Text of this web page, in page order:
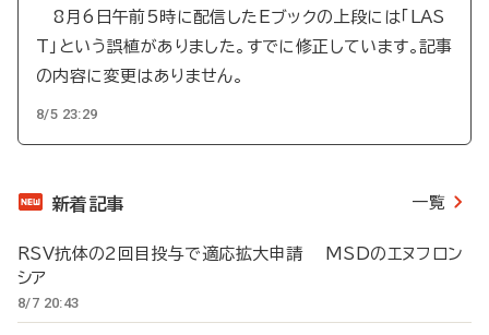
8月6日午前5時に配信したEブックの上段には「LAS
T」という誤植がありました。すでに修正しています。記事
の内容に変更はありません。
8/5 23:29
新着記事 一覧
RSV抗体の2回目投与で適応拡大申請 MSDのエヌフロン
シア
8/7 20:43